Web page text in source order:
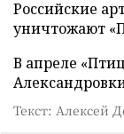
Российские
уничтожают
В апреле
Текст: Алексей